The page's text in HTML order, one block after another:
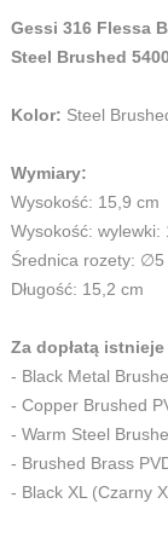
Gessi 316 Flessa
Steel Brushed
Kolor: Steel
Wymiary:
Wysokość: 15,9 cm
Wysokość: wylewki:
Średnica rozety: ∅5
Długość: 15,2 cm
Za dopłatą
- Black Metal
- Copper Brushed
- Warm Steel
- Brushed Brass
- Black XL (Czarny